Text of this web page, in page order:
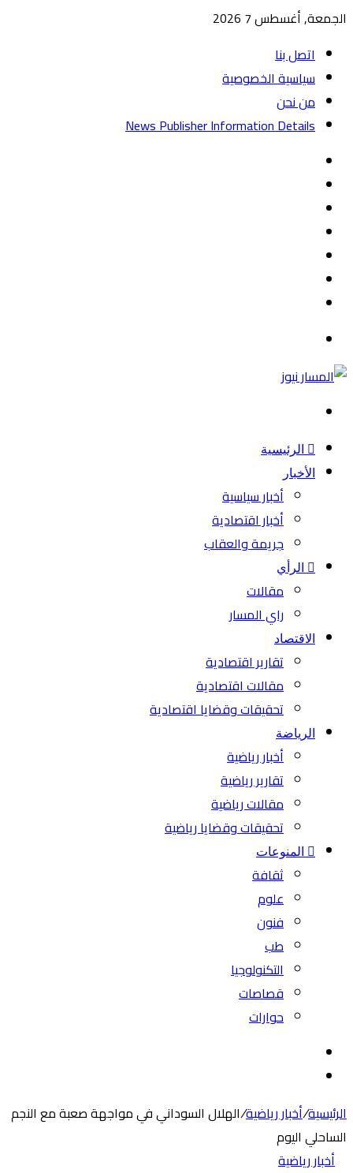
الجمعة, أغسطس 7 2026
اتصل بنا
سياسية الخصوصية
من نحن
News Publisher Information Details
الرئيسية
الأخبار
أخبار سياسية
أخبار اقتصادية
جريمة والعقاب
الرأي
مقالات
راي المسار
الاقتصاد
تقارير اقتصادية
مقالات اقتصادية
تحقيقات وقضايا اقتصادية
الرياضة
أخبار رياضية
تقارير رياضية
مقالات رياضية
تحقيقات وقضايا رياضية
المنوعات
ثقافة
علوم
فنون
طب
التكنولوجيا
قصاصات
حوارات
المظلم
الرئيسية/أخبار رياضية/الهلال السوداني في مواجهة صعبة مع النجم
الساحلي اليوم
أخبار رياضية